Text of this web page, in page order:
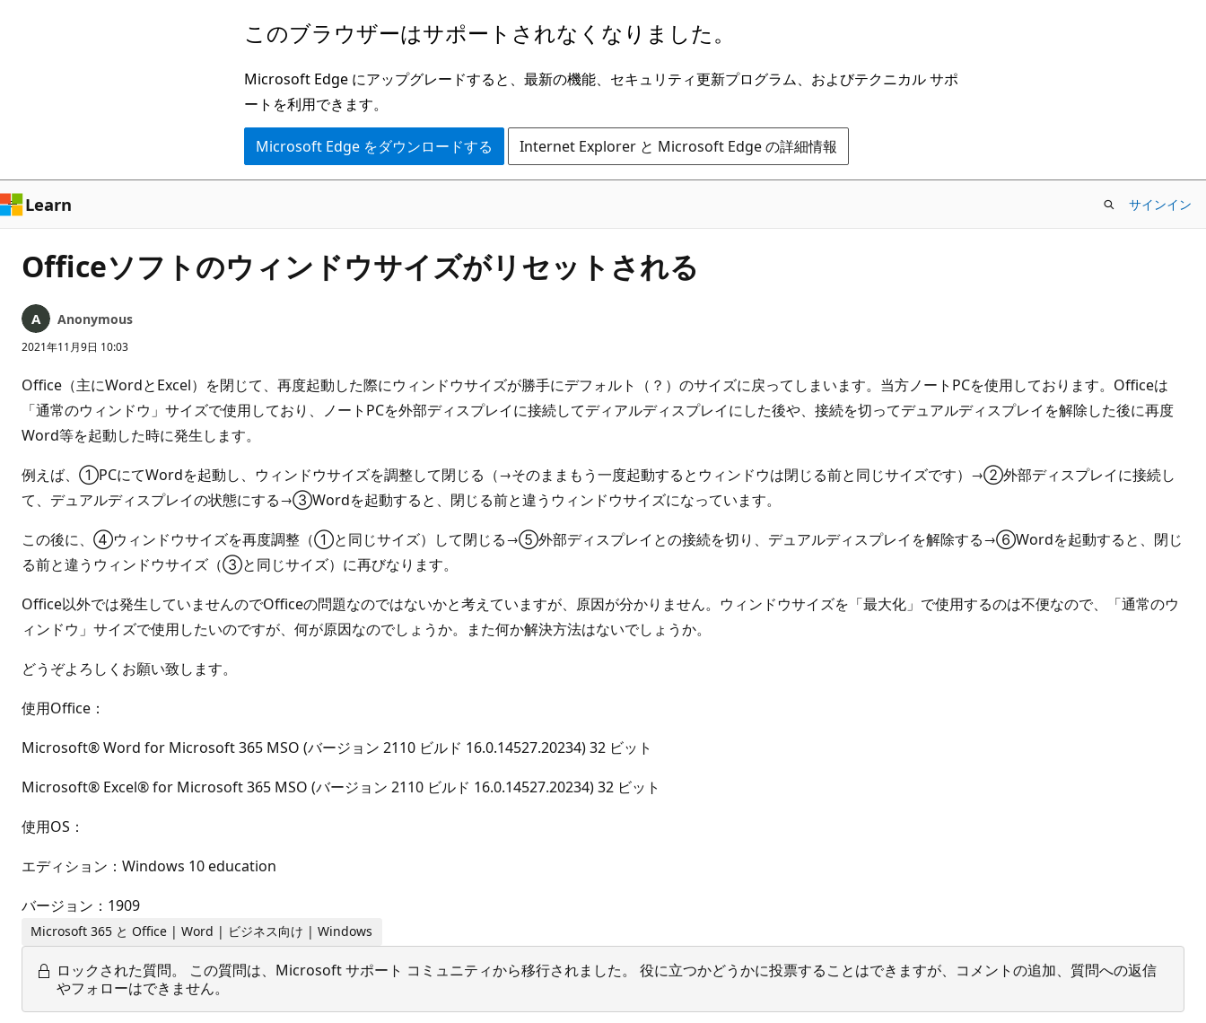
ン
ツ
に
キ
ッ
プ
このブラウザーはサポートされなくなりました。
Microsoft Edge にアップグレードすると、最新の機能、セキュリティ更新プログラム、およびテクニカル サポ
ートを利用できます。
Microsoft Edge をダウンロードする Internet Explorer と Microsoft Edge の詳細情報
Learn サインイン
Officeソフトのウィンドウサイズがリセットされる
Anonymous
2021年11月9日 10:03
Office（主にWordとExcel）を閉じて、再度起動した際にウィンドウサイズが勝手にデフォルト（？）のサイズに戻ってしまいます。当方ノートPCを使用しております。Officeは
「通常のウィンドウ」サイズで使用しており、ノートPCを外部ディスプレイに接続してディアルディスプレイにした後や、接続を切ってデュアルディスプレイを解除した後に再度
Word等を起動した時に発生します。
例えば、①PCにてWordを起動し、ウィンドウサイズを調整して閉じる（→そのままもう一度起動するとウィンドウは閉じる前と同じサイズです）→②外部ディスプレイに接続し
て、デュアルディスプレイの状態にする→③Wordを起動すると、閉じる前と違うウィンドウサイズになっています。
この後に、④ウィンドウサイズを再度調整（①と同じサイズ）して閉じる→⑤外部ディスプレイとの接続を切り、デュアルディスプレイを解除する→⑥Wordを起動すると、閉じ
る前と違うウィンドウサイズ（③と同じサイズ）に再びなります。
Office以外では発生していませんのでOfficeの問題なのではないかと考えていますが、原因が分かりません。ウィンドウサイズを「最大化」で使用するのは不便なので、「通常のウ
ィンドウ」サイズで使用したいのですが、何が原因なのでしょうか。また何か解決方法はないでしょうか。
どうぞよろしくお願い致します。
使用Office：
Microsoft® Word for Microsoft 365 MSO (バージョン 2110 ビルド 16.0.14527.20234) 32 ビット
Microsoft® Excel® for Microsoft 365 MSO (バージョン 2110 ビルド 16.0.14527.20234) 32 ビット
使用OS：
エディション：Windows 10 education
バージョン：1909
Microsoft 365 と Office | Word | ビジネス向け | Windows
ロックされた質問。
この質問は、Microsoft サポート コミュニティから移行されました。 役に立つかどうかに投票することはできますが、コメントの追加、質問への返信
やフォローはできません。